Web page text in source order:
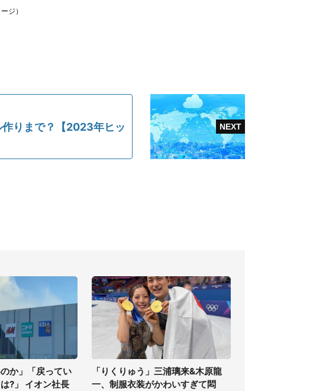
ジ）
りまで？【2023年ヒッ
のか」「戻ってい
?」 イオン社長
「りくりゅう」三浦璃来&木原龍
一、制服衣装がかわいすぎて悶